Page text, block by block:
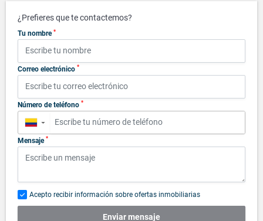
¿Prefieres que te contactemos?
Tu nombre *
Correo electrónico *
Número de teléfono *
▼
Mensaje *
Acepto recibir información sobre ofertas inmobiliarias
Enviar mensaje